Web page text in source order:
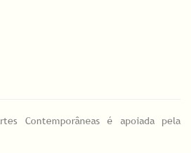
Contemporâneas é apoiada pela